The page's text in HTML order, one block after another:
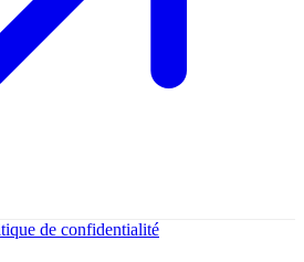
de confidentialité